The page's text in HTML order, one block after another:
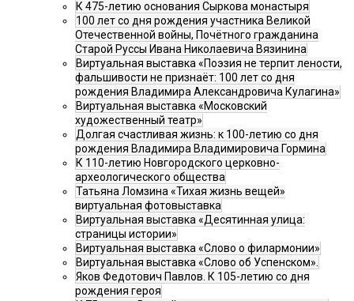
К 475-летию основания Сыркова монастыря
100 лет со дня рождения участника Великой
Отечественной войны, Почётного гражданина
Старой Руссы Ивана Николаевича Вязинина
Виртуальная выставка «Поэзия не терпит лености,
фальшивости не признаёт: 100 лет со дня
рождения Владимира Александровича Кулагина»
Виртуальная выставка «Московский
художественный театр»
Долгая счастливая жизнь: к 100-летию со дня
рождения Владимира Владимировича Гормина
К 110-летию Новгородского церковно-
археологического общества
Татьяна Ломзина «Тихая жизнь вещей»
виртуальная фотовыставка
Виртуальная выставка «Десятинная улица:
страницы истории»
Виртуальная выставка «Слово о филармонии»
Виртуальная выставка «Слово об Успенском».
Яков Федотович Павлов. К 105-летию со дня
рождения героя